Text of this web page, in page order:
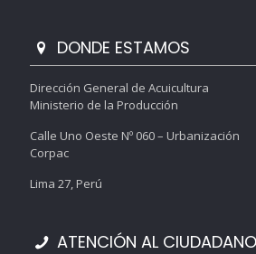
DONDE ESTAMOS
Dirección General de Acuicultura
Ministerio de la Producción
Calle Uno Oeste Nº 060 – Urbanización
Corpac
Lima 27, Perú
ATENCIÓN AL CIUDADANO